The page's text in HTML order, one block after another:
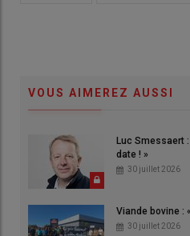
VOUS AIMEREZ AUSSI
Luc Smessaert
date ! »
30 juillet 2026
Viande bovine :
30 juillet 2026